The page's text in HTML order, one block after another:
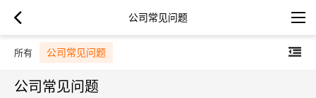
公司常见问题
所有 公司常见问题
公司常见问题